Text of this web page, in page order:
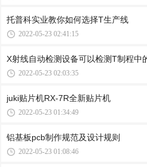
托普科实业教你如何选择T生产线
2022-05-23 02:41:15
X射线自动检测设备可以检测T制程中
2022-05-23 02:03:35
juki贴片机RX-7R全新贴片机
2022-05-23 01:34:49
铝基板pcb制作规范及设计规则
2022-05-23 01:08:46